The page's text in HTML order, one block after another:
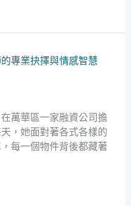
專業抉擇與情感智慧
萬華區一家融資公司擔
，她面對著各式各樣的
每一個物件背後都藏著